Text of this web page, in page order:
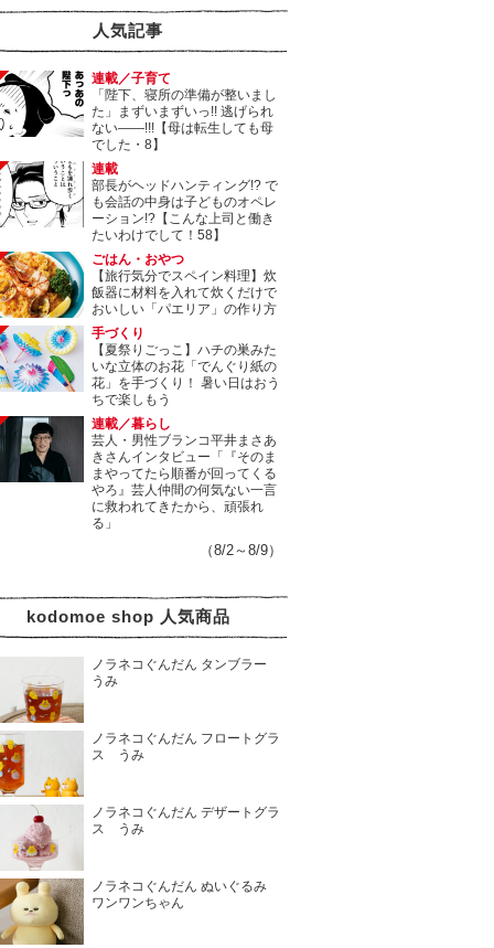
人気記事
連載／子育て
「陛下、寝所の準備が整いまし
た」まずいまずいっ!! 逃げられ
ない――!!!【母は転生しても母
でした・8】
連載
部長がヘッドハンティング!? で
も会話の中身は子どものオペレ
ーション!?【こんな上司と働き
たいわけでして！58】
ごはん・おやつ
【旅行気分でスペイン料理】炊
飯器に材料を入れて炊くだけで
おいしい「パエリア」の作り方
手づくり
【夏祭りごっこ】ハチの巣みた
いな立体のお花「でんぐり紙の
花」を手づくり！ 暑い日はおう
ちで楽しもう
連載／暮らし
芸人・男性ブランコ平井まさあ
きさんインタビュー「『そのま
まやってたら順番が回ってくる
やろ』芸人仲間の何気ない一言
に救われてきたから、頑張れ
る」
（8/2～8/9）
kodomoe shop 人気商品
ノラネコぐんだん タンブラー
うみ
ノラネコぐんだん フロートグラ
ス うみ
ノラネコぐんだん デザートグラ
ス うみ
ノラネコぐんだん ぬいぐるみ
ワンワンちゃん